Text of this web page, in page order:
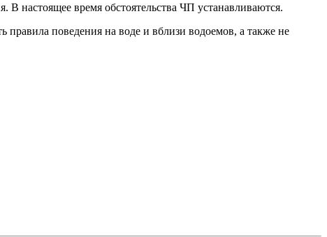
В настоящее время обстоятельства ЧП устанавливаются.
поведения на воде и вблизи водоемов, а также не